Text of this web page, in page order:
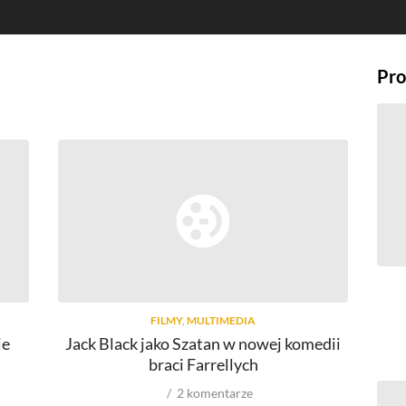
FILMY, MULTIMEDIA
Jack Black jako Szatan w nowej komedii
braci Farrellych
2 komentarze